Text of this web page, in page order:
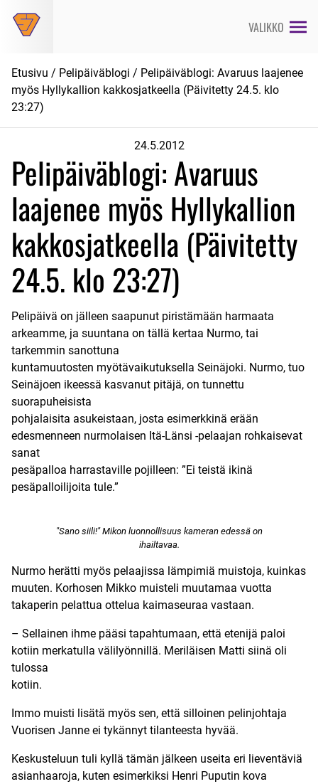
suoraan
VALIKKO
Etusivu / Pelipäiväblogi / Pelipäiväblogi: Avaruus laajenee
myös Hyllykallion kakkosjatkeella (Päivitetty 24.5. klo
23:27)
24.5.2012
Pelipäiväblogi: Avaruus
laajenee myös Hyllykallion
kakkosjatkeella (Päivitetty
24.5. klo 23:27)
Pelipäivä on jälleen saapunut piristämään harmaata
arkeamme, ja suuntana on tällä kertaa Nurmo, tai
tarkemmin sanottuna
kuntamuutosten myötävaikutuksella Seinäjoki. Nurmo, tuo
Seinäjoen ikeessä kasvanut pitäjä, on tunnettu
suorapuheisista
pohjalaisita asukeistaan, josta esimerkkinä erään
edesmenneen nurmolaisen Itä-Länsi -pelaajan rohkaisevat
sanat
pesäpalloa harrastaville pojilleen: ”Ei teistä ikinä
pesäpalloilijoita tule.”
"Sano siili!" Mikon luonnollisuus kameran edessä on
ihailtavaa.
Nurmo herätti myös pelaajissa lämpimiä muistoja, kuinkas
muuten. Korhosen Mikko muisteli muutamaa vuotta
takaperin pelattua ottelua kaimaseuraa vastaan.
– Sellainen ihme pääsi tapahtumaan, että etenijä paloi
kotiin merkatulla välilyönnillä. Meriläisen Matti siinä oli
tulossa
kotiin.
Immo muisti lisätä myös sen, että silloinen pelinjohtaja
Vuorisen Janne ei tykännyt tilanteesta hyvää.
Keskusteluun tuli kyllä tämän jälkeen useita eri lieventäviä
asianhaaroja, kuten esimerkiksi Henri Puputin kova